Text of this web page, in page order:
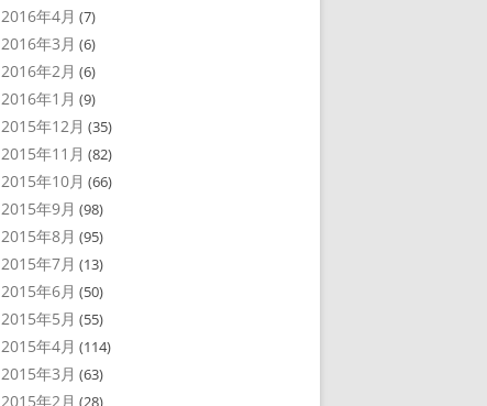
2016年4月 (7)
2016年3月 (6)
2016年2月 (6)
2016年1月 (9)
2015年12月 (35)
2015年11月 (82)
2015年10月 (66)
2015年9月 (98)
2015年8月 (95)
2015年7月 (13)
2015年6月 (50)
2015年5月 (55)
2015年4月 (114)
2015年3月 (63)
2015年2月 (28)